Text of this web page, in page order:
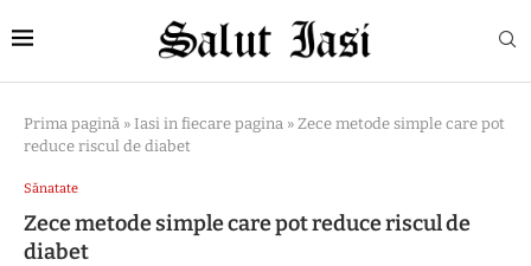
Prima pagină » Iasi in fiecare pagina » Zece metode simple care pot
reduce riscul de diabet
Sănatate
Zece metode simple care pot reduce riscul de
diabet